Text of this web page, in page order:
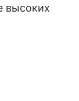
высоких